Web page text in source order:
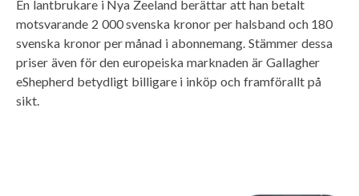
En lantbrukare i Nya Zeeland berättar att han betalt
motsvarande 2 000 svenska kronor per halsband och 180
svenska kronor per månad i abonnemang. Stämmer dessa
priser även för den europeiska marknaden är Gallagher
eShepherd betydligt billigare i inköp och framförallt på
sikt.